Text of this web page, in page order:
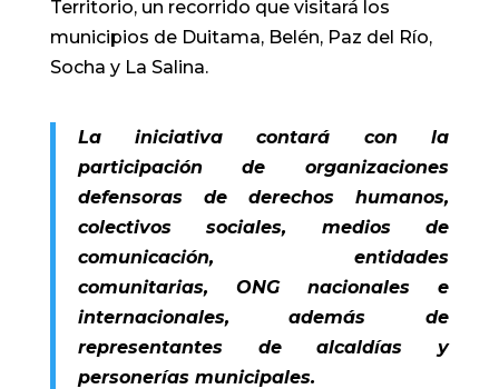
Territorio, un recorrido que visitará los
municipios de Duitama, Belén, Paz del Río,
Socha y La Salina.
La iniciativa contará con la
participación de organizaciones
defensoras de derechos humanos,
colectivos sociales, medios de
comunicación, entidades
comunitarias, ONG nacionales e
internacionales, además de
representantes de alcaldías y
personerías municipales.